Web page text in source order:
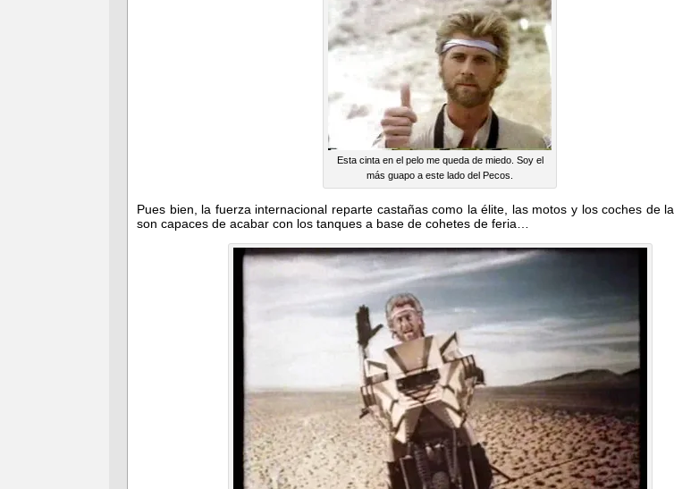
Esta cinta en el pelo me queda de miedo. Soy el
más guapo a este lado del Pecos.
Pues bien, la fuerza internacional reparte castañas como la élite, las motos y los coches de la
son capaces de acabar con los tanques a base de cohetes de feria…